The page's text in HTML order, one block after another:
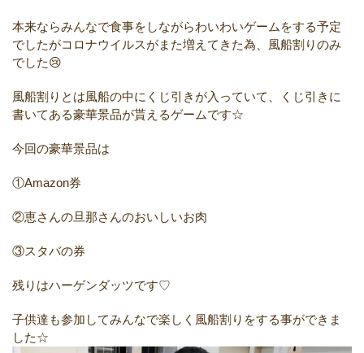
本来ならみんなで食事をしながらわいわいゲームをする予定
でしたがコロナウイルスがまた増えてきた為、風船割りのみ
でした😢
風船割りとは風船の中にくじ引きが入っていて、くじ引きに
書いてある豪華景品が貰えるゲームです☆
今回の豪華景品は
①Amazon券
②恵さんの旦那さんのおいしいお肉
③スタバの券
残りはハーゲンダッツです♡
子供達も参加してみんなで楽しく風船割りをする事ができま
した☆